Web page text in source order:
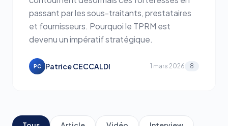
Patrice CECCALDI